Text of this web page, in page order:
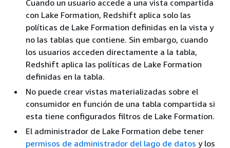
Cuando un usuario accede a una vista compartida
con Lake Formation, Redshift aplica solo las
políticas de Lake Formation definidas en la vista y
no las tablas que contiene. Sin embargo, cuando
los usuarios acceden directamente a la tabla,
Redshift aplica las políticas de Lake Formation
definidas en la tabla.
No puede crear vistas materializadas sobre el
consumidor en función de una tabla compartida si
esta tiene configurados filtros de Lake Formation.
El administrador de Lake Formation debe tener
permisos de administrador del lago de datos y los